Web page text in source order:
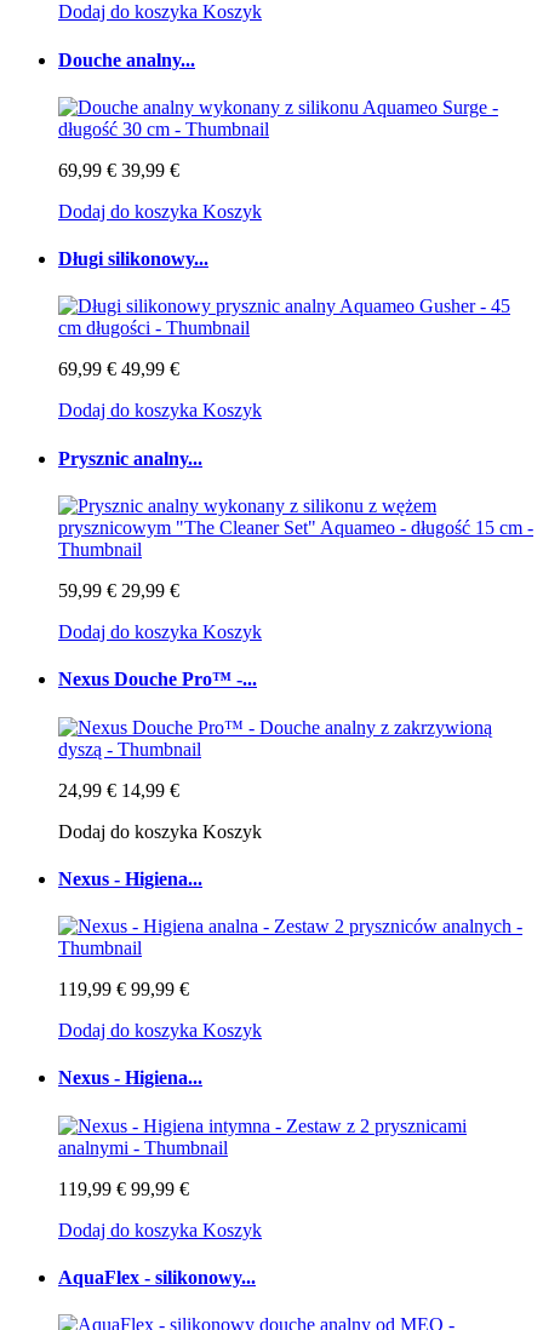
Dodaj do koszyka Koszyk
Douche analny...
69,99 € 39,99 €
Dodaj do koszyka Koszyk
Długi silikonowy...
69,99 € 49,99 €
Dodaj do koszyka Koszyk
Prysznic analny...
59,99 € 29,99 €
Dodaj do koszyka Koszyk
Nexus Douche Pro™ -...
24,99 € 14,99 €
Dodaj do koszyka Koszyk
Nexus - Higiena...
119,99 € 99,99 €
Dodaj do koszyka Koszyk
Nexus - Higiena...
119,99 € 99,99 €
Dodaj do koszyka Koszyk
AquaFlex - silikonowy...